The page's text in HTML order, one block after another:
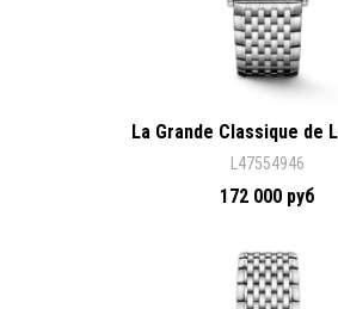
La Grande Classique de
L47554946
172 000 руб